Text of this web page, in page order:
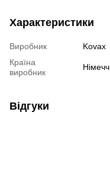
Характеристики
Виробник
Kovax
Країна
виробник
Відгуки